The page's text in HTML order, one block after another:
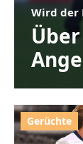
Wird der